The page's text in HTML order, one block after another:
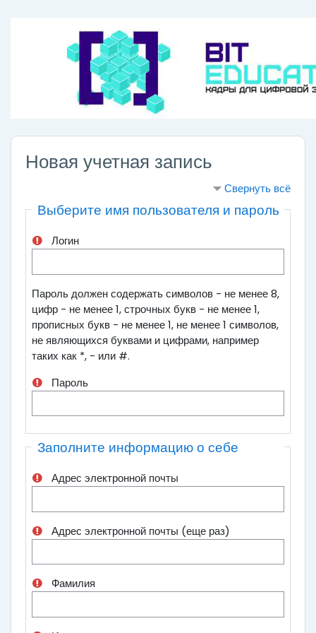
Новая учетная запись
Свернуть всё
Выберите имя пользователя и пароль
Логин
Пароль должен содержать символов - не менее 8,
цифр - не менее 1, строчных букв - не менее 1,
прописных букв - не менее 1, не менее 1 символов,
не являющихся буквами и цифрами, например
таких как *, - или #.
Пароль
Заполните информацию о себе
Адрес электронной почты
Адрес электронной почты (еще раз)
Фамилия